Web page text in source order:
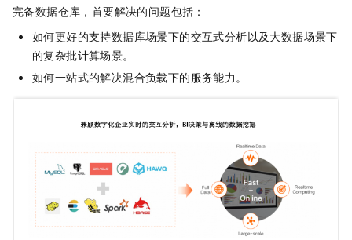
完备数据仓库，首要解决的问题包括：
如何更好的支持数据库场景下的交互式分析以及大数据场景下
的复杂批计算场景。
如何一站式的解决混合负载下的服务能力。